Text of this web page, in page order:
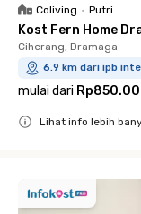
Coliving • Putri
Kost Fern Home
Ciherang, Dramaga
6.9 km dari ipb
mulai dari
Lihat info lebih